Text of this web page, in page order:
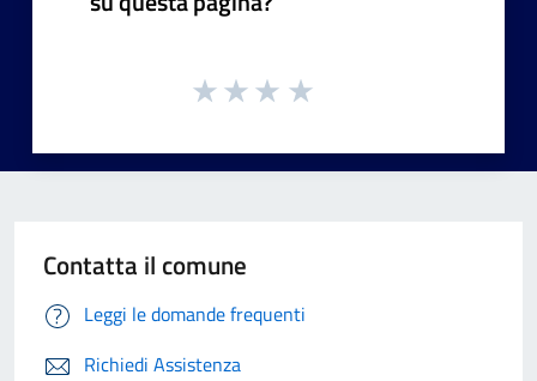
Contatta il comune
Leggi le domande frequenti
Richiedi Assistenza